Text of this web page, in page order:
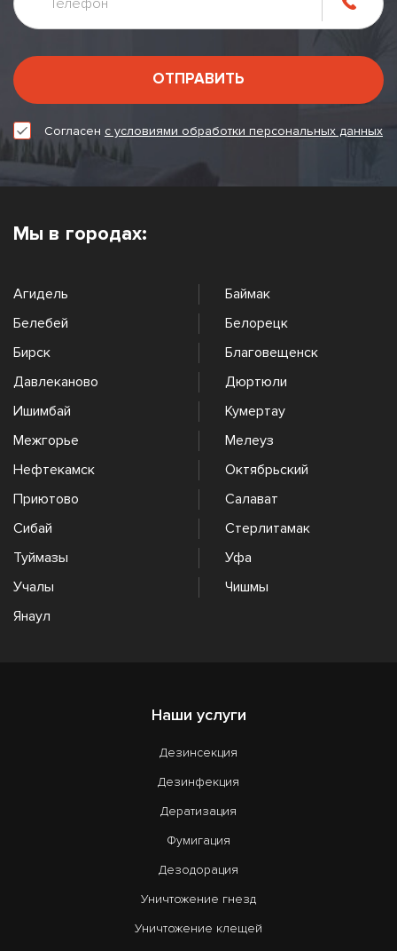
ОТПРАВИТЬ
Согласен с условиями обработки персональных данных
Мы в городах:
Агидель
Баймак
Белебей
Белорецк
Бирск
Благовещенск
Давлеканово
Дюртюли
Ишимбай
Кумертау
Межгорье
Мелеуз
Нефтекамск
Октябрьский
Приютово
Салават
Сибай
Стерлитамак
Туймазы
Уфа
Учалы
Чишмы
Янаул
Наши услуги
Дезинсекция
Дезинфекция
Дератизация
Фумигация
Дезодорация
Уничтожение гнезд
Уничтожение клещей